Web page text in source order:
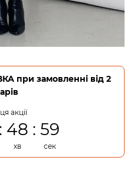
при замовленні від 2
акції
48
хв
59
сек